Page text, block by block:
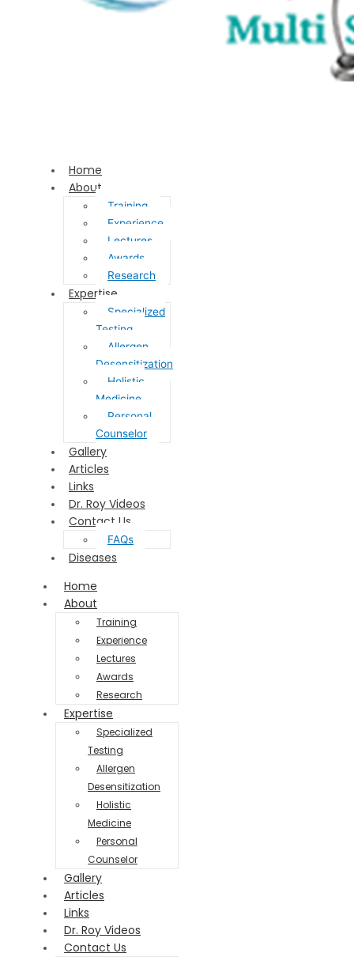
Home
About
Training
Experience
Lectures
Awards
Research
Expertise
Specialized
Testing
Allergen
Desensitization
Holistic
Medicine
Personal
Counselor
Gallery
Articles
Links
Dr. Roy Videos
Contact Us
FAQs
Diseases
Home
About
Training
Experience
Lectures
Awards
Research
Expertise
Specialized
Testing
Allergen
Desensitization
Holistic
Medicine
Personal
Counselor
Gallery
Articles
Links
Dr. Roy Videos
Contact Us